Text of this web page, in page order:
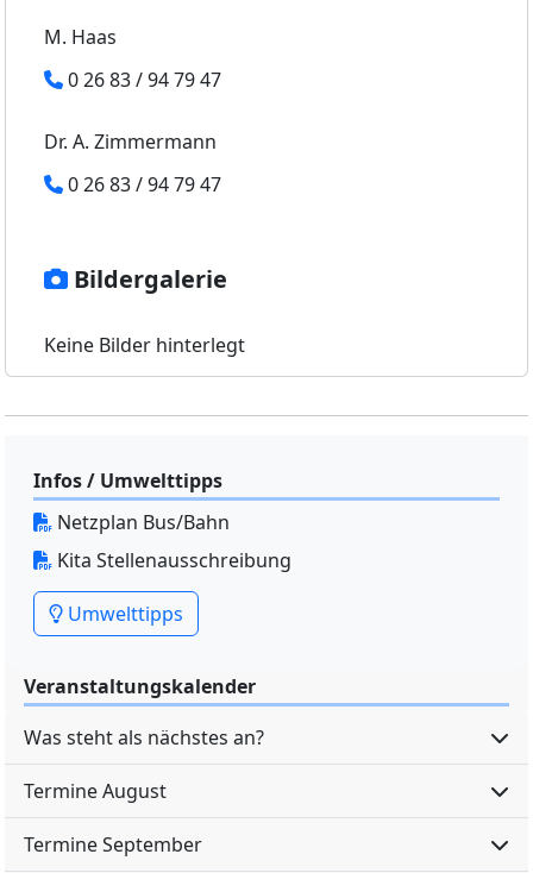
M. Haas
0 26 83 / 94 79 47
Dr. A. Zimmermann
0 26 83 / 94 79 47
Bildergalerie
Keine Bilder hinterlegt
Infos / Umwelttipps
Netzplan Bus/Bahn
Kita Stellenausschreibung
Umwelttipps
Veranstaltungskalender
Was steht als nächstes an?
Termine August
Termine September